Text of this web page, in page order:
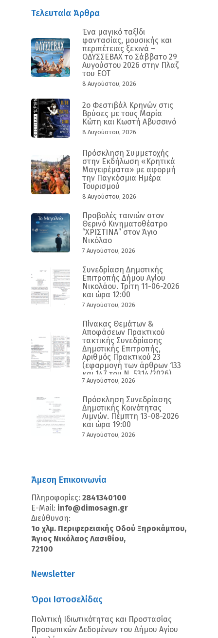
Τελευταία Άρθρα
Ένα μαγικό ταξίδι
φαντασίας, μουσικής και
περιπέτειας ξεκινά –
ΟΔΥΣΣΕΒΑΧ το Σάββατο 29
Αυγούστου 2026 στην Πλαζ
του ΕΟΤ
8 Αυγούστου, 2026
2ο Φεστιβάλ Κρηνών στις
Βρύσες με τους Μαρία
Κώτη και Κωστή Αβυσσινό
8 Αυγούστου, 2026
Πρόσκληση Συμμετοχής
στην Εκδήλωση «Κρητικά
Μαγειρέματα» με αφορμή
την Παγκόσμια Ημέρα
Τουρισμού
8 Αυγούστου, 2026
Προβολές ταινιών στον
Θερινό Κινηματοθέατρο
“ΧΡΙΣΤΙΝΑ” στον Άγιο
Νικόλαο
7 Αυγούστου, 2026
Συνεδρίαση Δημοτικής
Επιτροπής Δήμου Αγίου
Νικολάου. Τρίτη 11-06-2026
και ώρα 12:00
7 Αυγούστου, 2026
Πίνακας Θεμάτων &
Αποφάσεων Πρακτικού
τακτικής Συνεδρίασης
Δημοτικής Επιτροπής,
Αριθμός Πρακτικού 23
(εφαρμογή των άρθρων 133
και 147 του Ν. 5314/2026)
7 Αυγούστου, 2026
Πρόσκληση Συνεδρίασης
Δημοτικής Κοινότητας
Λιμνών. Πέμπτη 13-08-2026
και ώρα 19:00
7 Αυγούστου, 2026
Άμεση Επικοινωνία
Πληροφορίες: 2841340100
E-Mail: info@dimosagn.gr
Διεύθυνση:
1ο χλμ. Περιφερειακής Οδού Ξηροκάμπου,
Άγιος Νικόλαος Λασιθίου,
72100
Newsletter
Όροι Ιστοσελίδας
Πολιτική Ιδιωτικότητας και Προστασίας
Προσωπικών Δεδομένων του Δήμου Αγίου